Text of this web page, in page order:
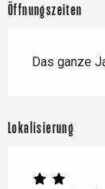
Öffnungszeiten
Das ganze
Lokalisierung